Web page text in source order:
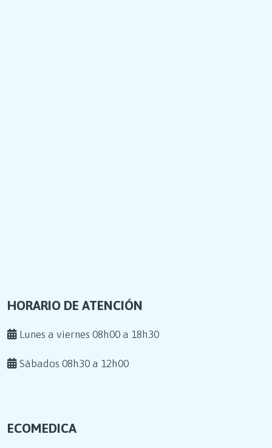
HORARIO DE ATENCIÓN
Lunes a viernes 08h00 a 18h30
Sábados 08h30 a 12h00
ECOMEDICA